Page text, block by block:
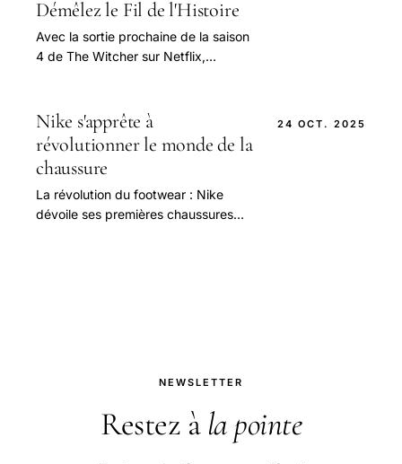
Démêlez le Fil de l'Histoire
Avec la sortie prochaine de la saison
4 de The Witcher sur Netflix,
l’attention des fans.
Nike s'apprête à
révolutionner le monde de la
chaussure
La révolution du footwear : Nike
dévoile ses premières chaussures
24 OCT. 2025
NEWSLETTER
Restez à la pointe